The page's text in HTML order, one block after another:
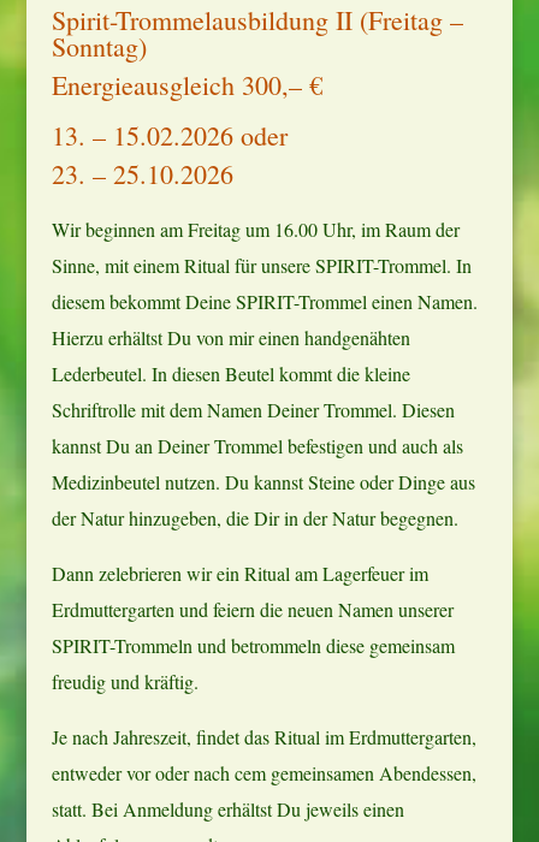
Spirit-Trommelausbildung II (Freitag –
Sonntag)
Energieausgleich 300,– €
13. – 15.02.2026 oder
23. – 25.10.2026
Wir beginnen am Freitag um 16.00 Uhr, im Raum der
Sinne, mit einem Ritual für unsere SPIRIT-Trommel. In
diesem bekommt Deine SPIRIT-Trommel einen Namen.
Hierzu erhältst Du von mir einen handgenähten
Lederbeutel. In diesen Beutel kommt die kleine
Schriftrolle mit dem Namen Deiner Trommel. Diesen
kannst Du an Deiner Trommel befestigen und auch als
Medizinbeutel nutzen. Du kannst Steine oder Dinge aus
der Natur hinzugeben, die Dir in der Natur begegnen.
Dann zelebrieren wir ein Ritual am Lagerfeuer im
Erdmuttergarten und feiern die neuen Namen unserer
SPIRIT-Trommeln und betrommeln diese gemeinsam
freudig und kräftig.
Je nach Jahreszeit, findet das Ritual im Erdmuttergarten,
entweder vor oder nach cem gemeinsamen Abendessen,
statt. Bei Anmeldung erhältst Du jeweils einen